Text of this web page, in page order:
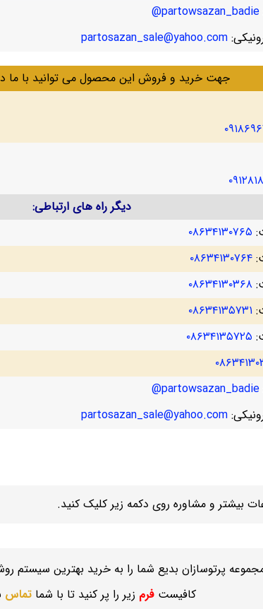
partowsazan_badie@
partosazan_sale@yahoo.com
جهت خرید و فروش این محصول می توانید با ما در
دیگر راه های ارتباطی:
۰۸۶۳۴۱۳۰۷۶۵
۰۸۶۳۴۱۳۰۷۶۴
۰۸۶۳۴۱۳۰۳۶۸
۰۸۶۳۴۱۳۵۷۳۱
۰۸۶۳۴۱۳۵۷۲۵
partowsazan_badie@
partosazan_sale@yahoo.com
بیشتر و مشاوره روی دکمه زیر کلیک کنید.
پرتوسازان بدیع شما را به خرید بهترین سیستم
کافیستفرم زیر را پر کنید تا با شماتماس